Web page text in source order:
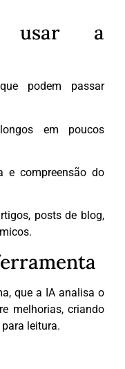
usar a
podem passar
em poucos
e compreensão do
posts de blog,
que a IA analisa o
melhorias, criando
leitura.